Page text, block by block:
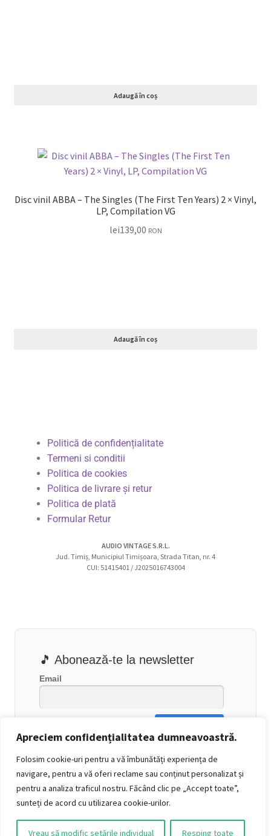
Apreciem confidențialitatea dumneavoastră.
Folosim cookie-uri pentru a vă îmbunătăți experiența de
navigare, pentru a vă oferi reclame sau conținut personalizat și
pentru a analiza traficul nostru. Făcând clic pe „Accept toate”,
sunteți de acord cu utilizarea cookie-urilor.
Vreau să modific setările individual Resping toate
Adaugă în coș
Disc vinil ABBA – The Singles (The First Ten Years) 2 × Vinyl,
LP, Compilation VG
lei139,00 RON
Adaugă în coș
Politică de confidențialitate
Termeni si conditii
Politica de cookies
Politica de livrare și retur
Politica de plată
Formular Retur
AUDIO VINTAGE S.R.L.
Jud. Timiș, Municipiul Timișoara, Strada Titan, nr. 4
CUI: 51415401 / J2025016743004
🎵 Abonează-te la newsletter
Email